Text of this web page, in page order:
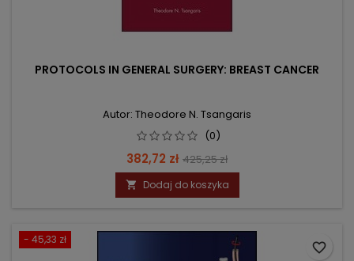
PROTOCOLS IN GENERAL SURGERY: BREAST CANCER
Autor: Theodore N. Tsangaris
(0)
Cena
382,72 zł Cena
podstawowa
425,25 zł
 Dodaj do koszyka
- 45,33 zł
favorite_border